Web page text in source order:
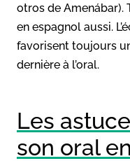
otros de Amenábar).
en espagnol aussi.
favorisent toujours
dernière à l’oral.
Les
son oral